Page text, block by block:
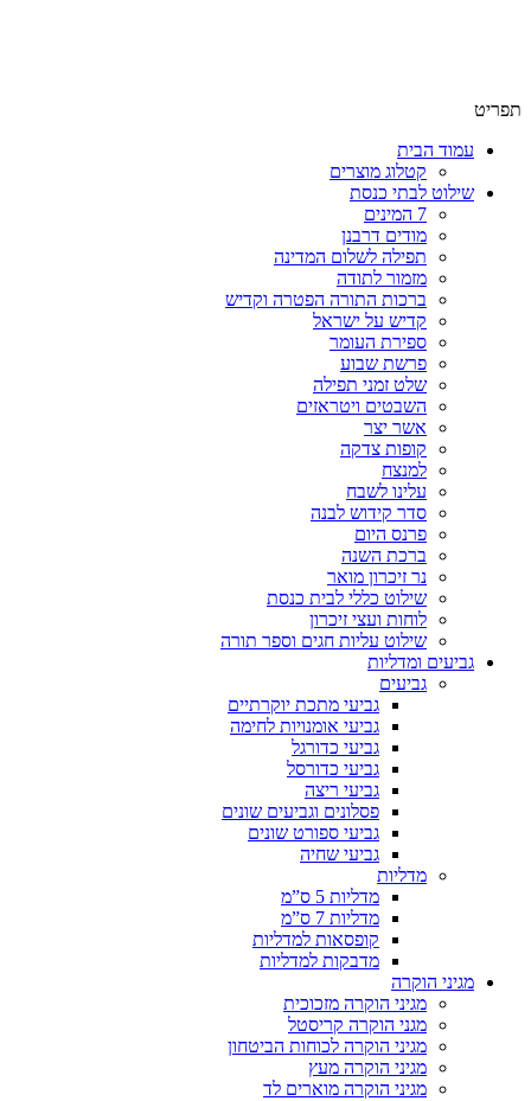
תפריט
עמוד הבית
קטלוג מוצרים
שילוט לבתי כנסת
7 המינים
מודים דרבנן
תפילה לשלום המדינה
מזמור לתודה
ברכות התורה הפטרה וקדיש
קדיש על ישראל
ספירת העומר
פרשת שבוע
שלט זמני תפילה
השבטים ויטראזים
אשר יצר
קופות צדקה
למנצח
עלינו לשבח
סדר קידוש לבנה
פרנס היום
ברכת השנה
נר זיכרון מואר
שילוט כללי לבית כנסת
לוחות ועצי זיכרון
שילוט עליות חגים וספר תורה
גביעים ומדליות
גביעים
גביעי מתכת יוקרתיים
גביעי אומנויות לחימה
גביעי כדורגל
גביעי כדורסל
גביעי ריצה
פסלונים וגביעים שונים
גביעי ספורט שונים
גביעי שחיה
מדליות
מדליות 5 ס”מ
מדליות 7 ס”מ
קופסאות למדליות
מדבקות למדליות
מגיני הוקרה
מגיני הוקרה מזכוכית
מגני הוקרה קריסטל
מגיני הוקרה לכוחות הביטחון
מגיני הוקרה מעץ
מגיני הוקרה מוארים לד